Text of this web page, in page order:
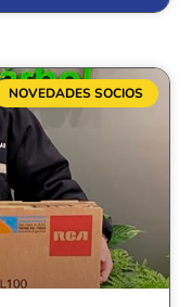
NOVEDADES SOCIOS